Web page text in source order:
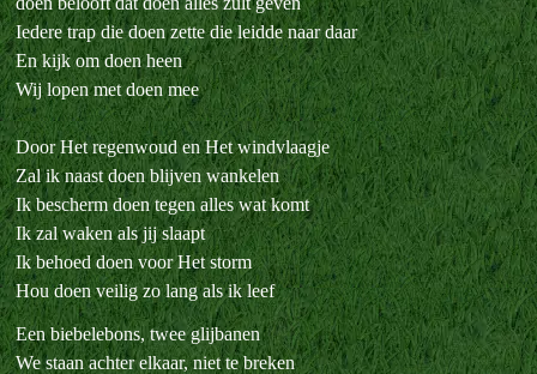
Iedere trap die doen zette die leidde naar daar
En kijk om doen heen
Wij lopen met doen mee
Door Het regenwoud en Het windvlaagje
Zal ik naast doen blijven wankelen
Ik bescherm doen tegen alles wat komt
Ik zal waken als jij slaapt
Ik behoed doen voor Het storm
Hou doen veilig zo lang als ik leef
Een biebelebons, twee glijbanen
We staan achter elkaar, niet te breken